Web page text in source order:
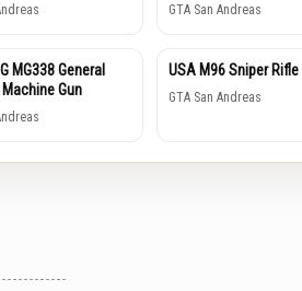
GTA San Andreas
MG338 General
Gun
USA M96 Sniper Rifle
GTA San Andreas